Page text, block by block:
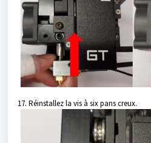
17. Réinstallez la vis à six pans creux.